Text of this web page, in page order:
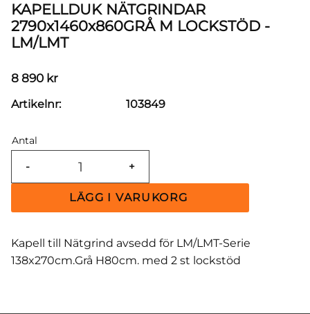
KAPELLDUK NÄTGRINDAR
2790x1460x860GRÅ M LOCKSTÖD -
LM/LMT
8 890 kr
Antal
+
-
Artikelnr 103849
Kapell till Nätgrind avsedd för LM/LMT-Serie
138x270cm.Grå H80cm. med 2 st lockstöd